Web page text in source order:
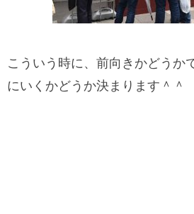
こういう時に、前向きかどうか
にいくかどうか決まります＾＾